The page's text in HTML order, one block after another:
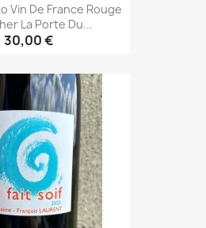
Vin De France Rouge
La Porte Du...
30,00 €